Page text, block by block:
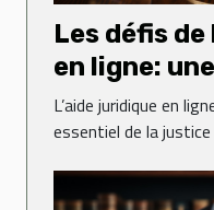
Les défis
en ligne:
globale
L’aide juridique en
essentiel de la